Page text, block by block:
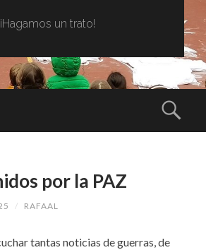
¡Hagamos un trato!
por la PAZ
/ RAFAAL
tantas noticias de guerras, de